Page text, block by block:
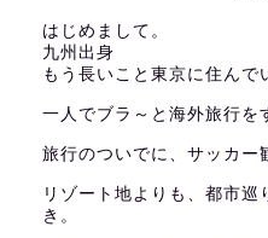
はじめまして。
九州出身
もう長いこと東京に住んで
一人でブラ～と海外旅行を
旅行のついでに、サッカー
リゾート地よりも、都市
き。